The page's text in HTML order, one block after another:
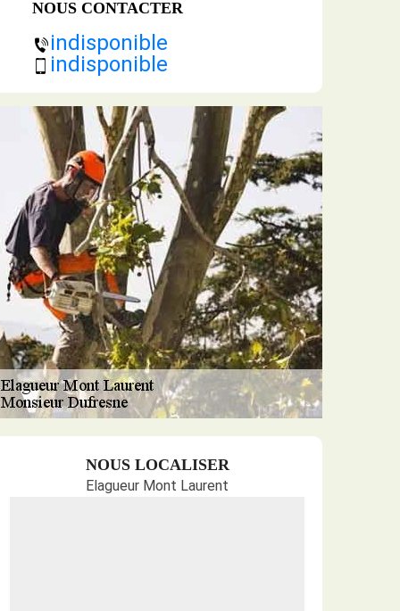
NOUS CONTACTER
indisponible
indisponible
NOUS LOCALISER
Elagueur Mont Laurent